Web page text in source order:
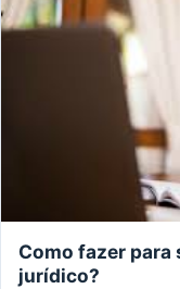
Como fazer
jurídico?